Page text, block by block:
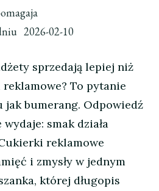
2026-02-10
sprzedają lepiej niż
To pytanie
bumerang. Odpowiedź
smak działa
reklamowe
i zmysły w jednym
której długopis